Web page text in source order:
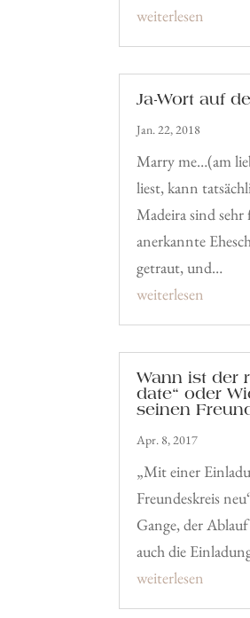
weiterlesen
Ja-Wort auf
Jan. 22, 2018
Marry me…(am
liest, kann
Madeira sind
anerkannte
getraut, und…
weiterlesen
Wann ist der
date“ oder
seinen
Apr. 8, 2017
„Mit einer
Freundeskreis
Gange, der
auch die
weiterlesen